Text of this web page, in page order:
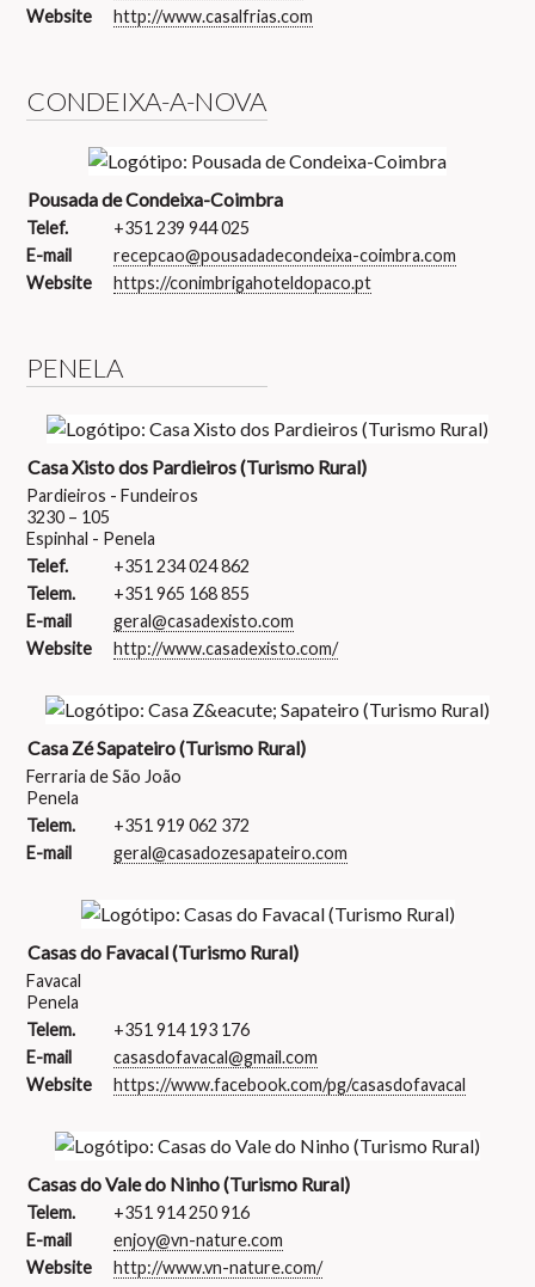
Website
http://www.casalfrias.com
CONDEIXA-A-NOVA
Pousada de Condeixa-Coimbra
Telef.
+351 239 944 025
E-mail
recepcao@pousadadecondeixa-coimbra.com
Website
https://conimbrigahoteldopaco.pt
PENELA
Casa Xisto dos Pardieiros (Turismo Rural)
Pardieiros - Fundeiros
3230 – 105
Espinhal - Penela
Telef.
+351 234 024 862
Telem.
+351 965 168 855
E-mail
geral@casadexisto.com
Website
http://www.casadexisto.com/
Casa Zé Sapateiro (Turismo Rural)
Ferraria de São João
Penela
Telem.
+351 919 062 372
E-mail
geral@casadozesapateiro.com
Casas do Favacal (Turismo Rural)
Favacal
Penela
Telem.
+351 914 193 176
E-mail
casasdofavacal@gmail.com
Website
https://www.facebook.com/pg/casasdofavacal
Casas do Vale do Ninho (Turismo Rural)
Telem.
+351 914 250 916
E-mail
enjoy@vn-nature.com
Website
http://www.vn-nature.com/